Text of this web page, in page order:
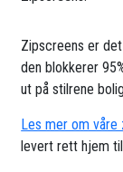
Zipscreens er
den blokkerer
ut på stilrene
Les mer om våre
levert rett hjem til